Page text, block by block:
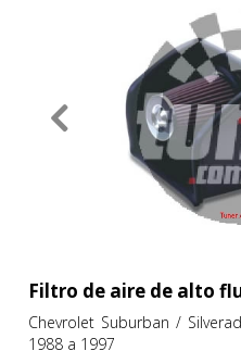
Services
Filtro de aire de alto
Chevrolet Suburban /
1988 a 1997